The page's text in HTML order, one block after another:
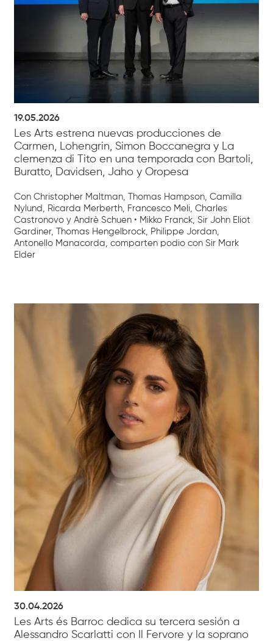
19.05.2026
Les Arts estrena nuevas producciones de
Carmen, Lohengrin, Simon Boccanegra y La
clemenza di Tito en una temporada con Bartoli,
Buratto, Davidsen, Jaho y Oropesa
Con Christopher Maltman, Thomas Hampson, Camilla
Nylund, Ricarda Merberth, Francesco Meli, Charles
Castronovo y Andrè Schuen • Mikko Franck, Sir John Eliot
Gardiner, Thomas Hengelbrock, Philippe Jordan,
Antonello Manacorda, comparten podio con Sir Mark
Elder
30.04.2026
Les Arts és Barroc dedica su tercera sesión a
Alessandro Scarlatti con Il Fervore y la soprano